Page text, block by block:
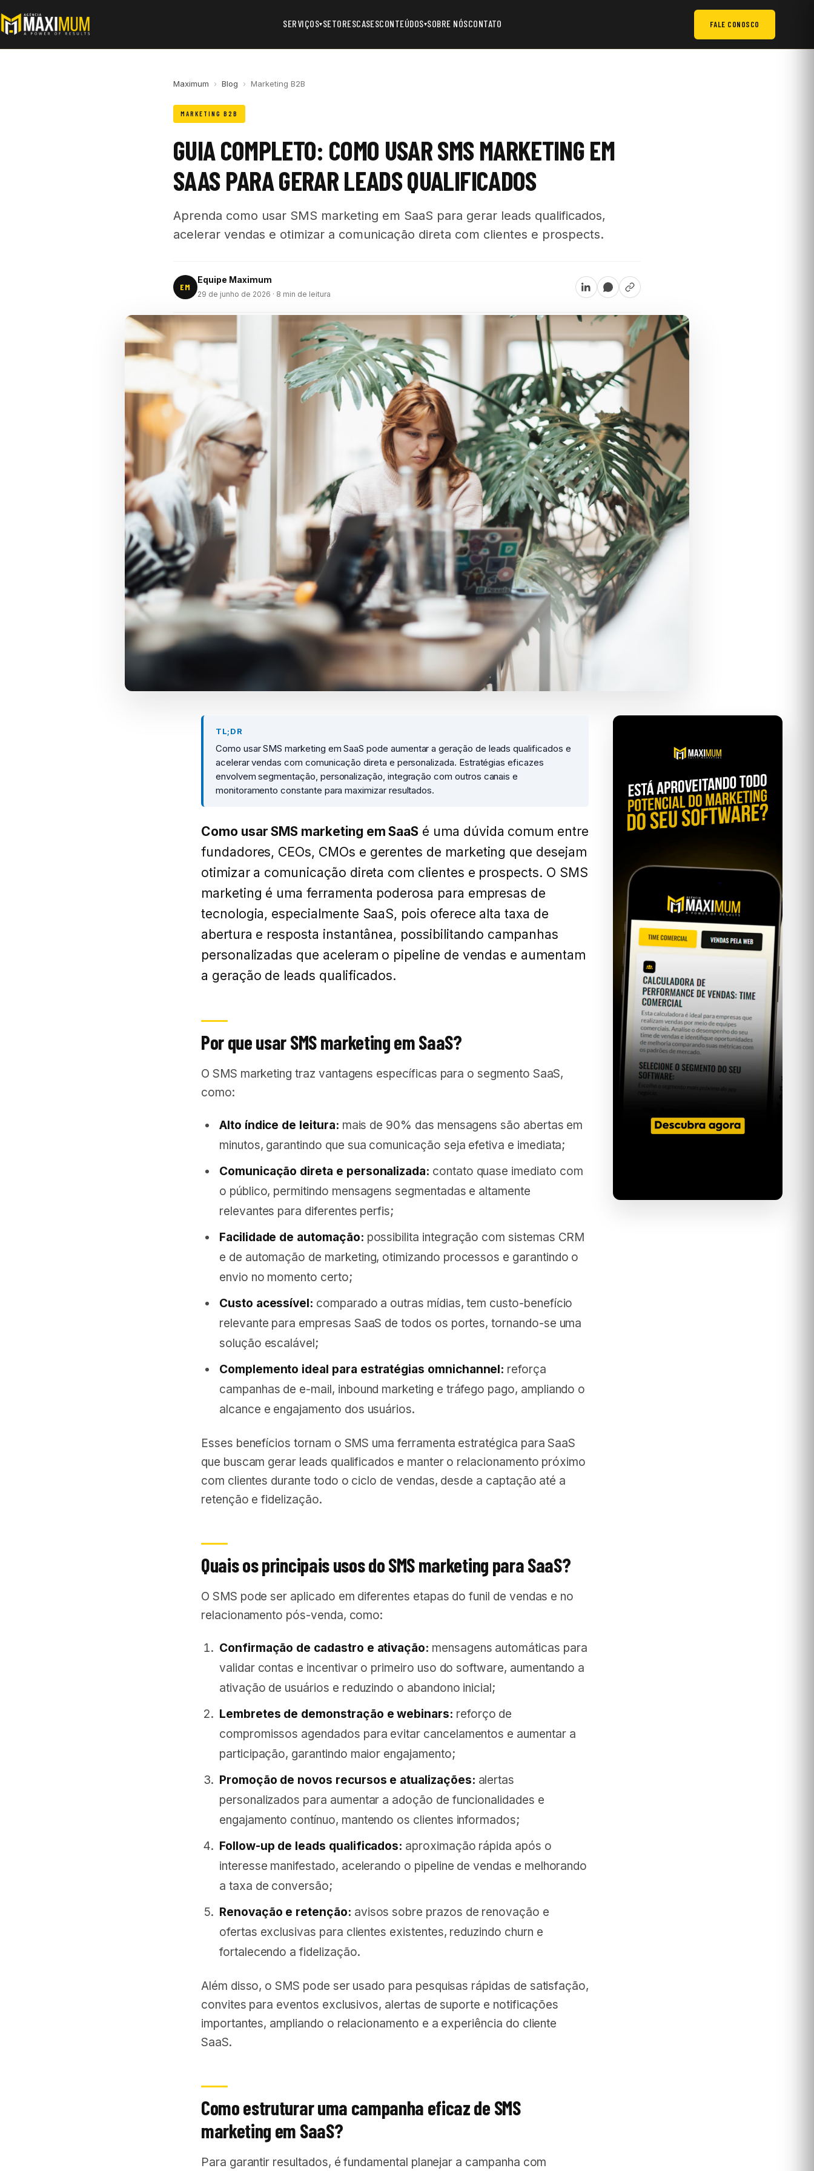
SERVIÇOS▾SETORESCASESCONTEÚDOS▾SOBRE NÓSCONTATO FALE CONOSCO
Maximum › Blog › Marketing B2B
MARKETING B2B
GUIA COMPLETO: COMO USAR SMS MARKETING EM
SAAS PARA GERAR LEADS QUALIFICADOS
Aprenda como usar SMS marketing em SaaS para gerar leads qualificados,
acelerar vendas e otimizar a comunicação direta com clientes e prospects.
EM
Equipe Maximum
29 de junho de 2026 · 8 min de leitura
TL;DR
Como usar SMS marketing em SaaS pode aumentar a geração de leads qualificados e
acelerar vendas com comunicação direta e personalizada. Estratégias eficazes
envolvem segmentação, personalização, integração com outros canais e
monitoramento constante para maximizar resultados.
Como usar SMS marketing em SaaS é uma dúvida comum entre
fundadores, CEOs, CMOs e gerentes de marketing que desejam
otimizar a comunicação direta com clientes e prospects. O SMS
marketing é uma ferramenta poderosa para empresas de
tecnologia, especialmente SaaS, pois oferece alta taxa de
abertura e resposta instantânea, possibilitando campanhas
personalizadas que aceleram o pipeline de vendas e aumentam
a geração de leads qualificados.
Por que usar SMS marketing em SaaS?
O SMS marketing traz vantagens específicas para o segmento SaaS,
como:
Alto índice de leitura: mais de 90% das mensagens são abertas em
minutos, garantindo que sua comunicação seja efetiva e imediata;
Comunicação direta e personalizada: contato quase imediato com
o público, permitindo mensagens segmentadas e altamente
relevantes para diferentes perfis;
Facilidade de automação: possibilita integração com sistemas CRM
e de automação de marketing, otimizando processos e garantindo o
envio no momento certo;
Custo acessível: comparado a outras mídias, tem custo-benefício
relevante para empresas SaaS de todos os portes, tornando-se uma
solução escalável;
Complemento ideal para estratégias omnichannel: reforça
campanhas de e-mail, inbound marketing e tráfego pago, ampliando o
alcance e engajamento dos usuários.
Esses benefícios tornam o SMS uma ferramenta estratégica para SaaS
que buscam gerar leads qualificados e manter o relacionamento próximo
com clientes durante todo o ciclo de vendas, desde a captação até a
retenção e fidelização.
Quais os principais usos do SMS marketing para SaaS?
O SMS pode ser aplicado em diferentes etapas do funil de vendas e no
relacionamento pós-venda, como:
Confirmação de cadastro e ativação: mensagens automáticas para
validar contas e incentivar o primeiro uso do software, aumentando a
ativação de usuários e reduzindo o abandono inicial;
Lembretes de demonstração e webinars: reforço de
compromissos agendados para evitar cancelamentos e aumentar a
participação, garantindo maior engajamento;
Promoção de novos recursos e atualizações: alertas
personalizados para aumentar a adoção de funcionalidades e
engajamento contínuo, mantendo os clientes informados;
Follow-up de leads qualificados: aproximação rápida após o
interesse manifestado, acelerando o pipeline de vendas e melhorando
a taxa de conversão;
Renovação e retenção: avisos sobre prazos de renovação e
ofertas exclusivas para clientes existentes, reduzindo churn e
fortalecendo a fidelização.
Além disso, o SMS pode ser usado para pesquisas rápidas de satisfação,
convites para eventos exclusivos, alertas de suporte e notificações
importantes, ampliando o relacionamento e a experiência do cliente
SaaS.
Como estruturar uma campanha eficaz de SMS
marketing em SaaS?
Para garantir resultados, é fundamental planejar a campanha com